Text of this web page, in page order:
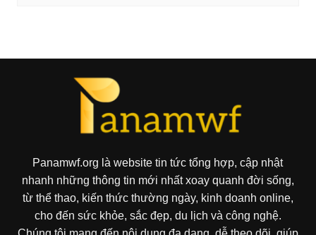
Panamwf.org là website tin tức tổng hợp, cập nhật
nhanh những thông tin mới nhất xoay quanh đời sống,
từ thể thao, kiến thức thường ngày, kinh doanh online,
cho đến sức khỏe, sắc đẹp, du lịch và công nghệ.